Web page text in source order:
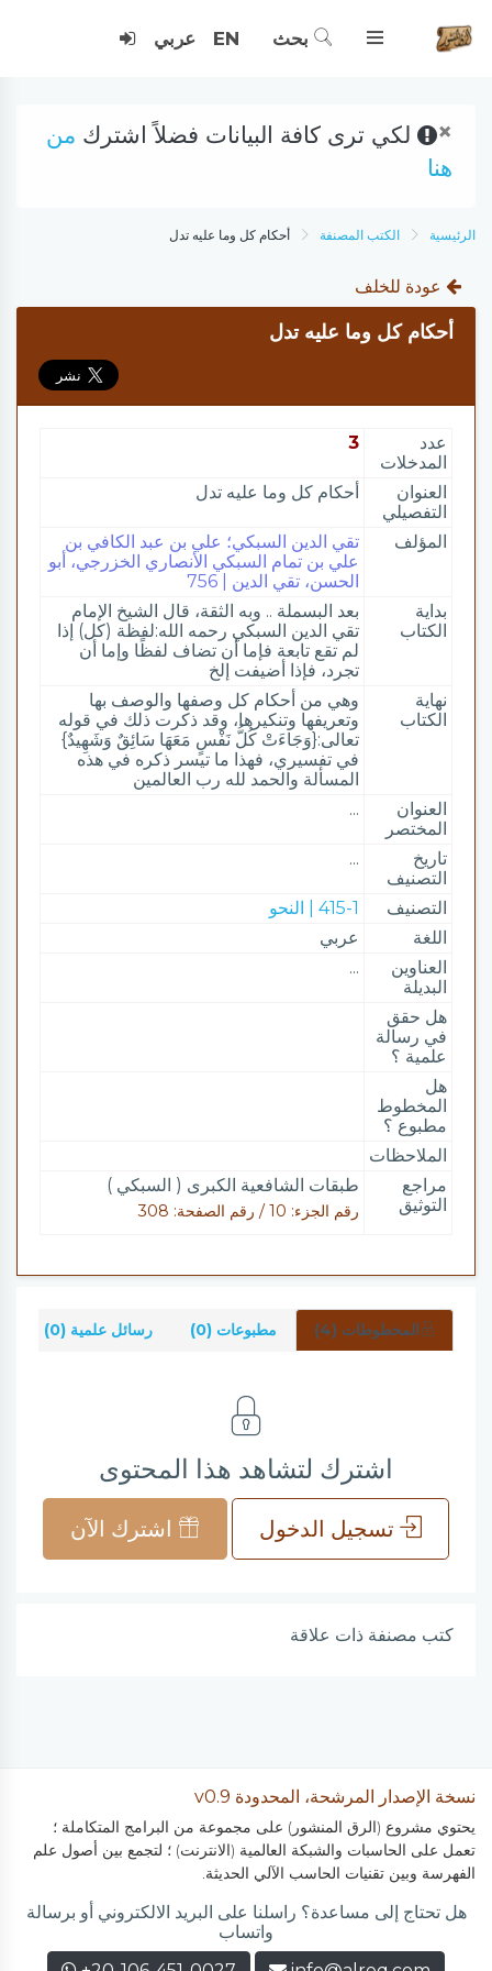
بحث EN عربي
× لكي ترى كافة البيانات فضلاً اشترك من
هنا
الرئيسية الكتب المصنفة أحكام كل وما عليه تدل
عودة للخلف
أحكام كل وما عليه تدل
عدد
المدخلات
3
العنوان
التفصيلي
أحكام كل وما عليه تدل
المؤلف
تقي الدين السبكي؛ علي بن عبد الكافي بن
علي بن تمام السبكي الأنصاري الخزرجي، أبو
الحسن، تقي الدين | 756
بداية
الكتاب
بعد البسملة .. وبه الثقة، قال الشيخ الإمام
تقي الدين السبكي رحمه الله:لفظة (كل) إذا
لم تقع تابعة فإما أن تضاف لفظًا وإما أن
تجرد، فإذا أضيفت إلخ
نهاية
الكتاب
وهي من أحكام كل وصفها والوصف بها
وتعريفها وتنكيرها، وقد ذكرت ذلك في قوله
تعالى:{وَجَاءَتْ كُلُّ نَفْسٍ مَعَهَا سَائِقٌ وَشَهِيدٌ}
في تفسيري، فهذا ما تيسر ذكره في هذه
المسألة والحمد لله رب العالمين
العنوان
المختصر
...
تاريخ
التصنيف
...
التصنيف
415-1 | النحو
اللغة
عربي
العناوين
البديلة
...
هل حقق
في رسالة
علمية ؟
هل
المخطوط
مطبوع ؟
الملاحظات
مراجع
التوثيق
طبقات الشافعية الكبرى ( السبكي )
رقم الجزء: 10 / رقم الصفحة: 308
المخطوطات (4) مطبوعات (0) رسائل علمية (0)
اشترك لتشاهد هذا المحتوى
تسجيل الدخول اشترك الآن
كتب مصنفة ذات علاقة
نسخة الإصدار المرشحة، المحدودة v0.9
يحتوي مشروع (الرق المنشور) على مجموعة من البرامج المتكاملة ؛
تعمل على الحاسبات والشبكة العالمية (الانترنت) ؛ لتجمع بين أصول علم
الفهرسة وبين تقنيات الحاسب الآلي الحديثة.
هل تحتاج إلى مساعدة؟ راسلنا على البريد الالكتروني أو برسالة
واتساب